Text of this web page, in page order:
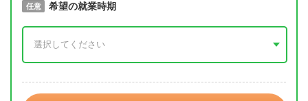
必須 取得予定年
任意 希望の就業時期